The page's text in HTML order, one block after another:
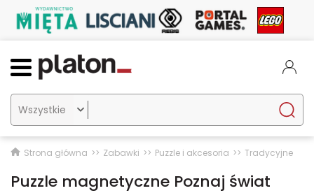

Strona główna Zabawki Puzzle i akcesoria Tradycyjne
Puzzle magnetyczne Poznaj świat